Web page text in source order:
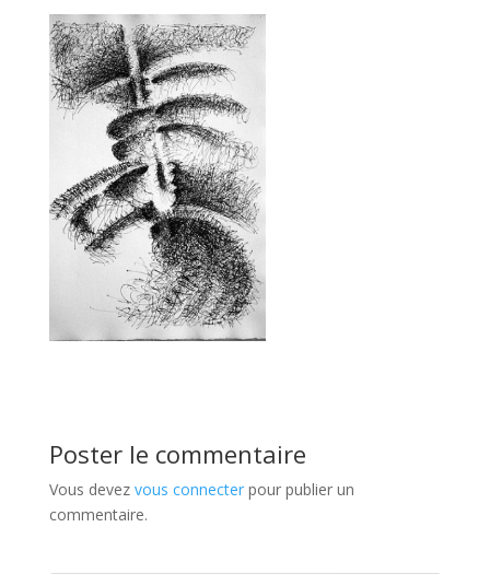
Poster le commentaire
Vous devez vous connecterpour publier un
commentaire.